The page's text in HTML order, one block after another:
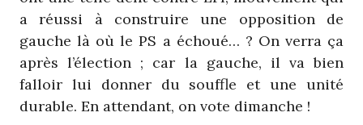
a réussi à construire une opposition de
gauche là où le PS a échoué… ? On verra ça
après l’élection ; car la gauche, il va bien
falloir lui donner du souffle et une unité
durable. En attendant, on vote dimanche !